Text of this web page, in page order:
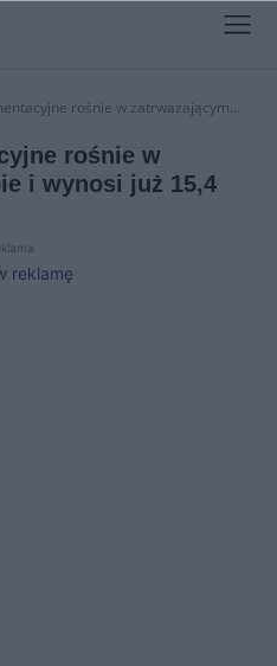
rośnie w zatrważającym...
rośnie w
i wynosi już 15,4
reklamę